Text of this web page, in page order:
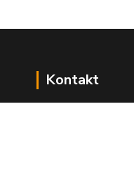
Kontakt